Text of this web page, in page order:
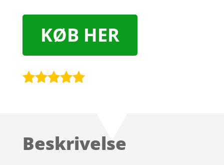
KØB HER
kundebedøm
Beskrivelse